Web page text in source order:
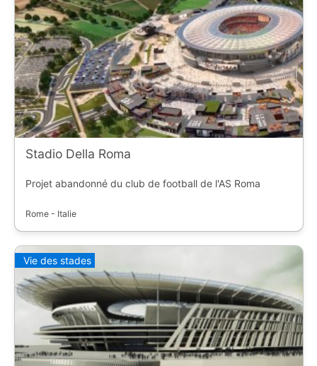
Stadio Della Roma
Projet abandonné du club de football de l'AS Roma
Rome - Italie
Vie des stades